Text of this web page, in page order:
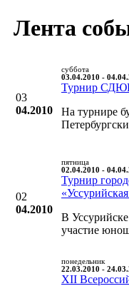
Лента
03
04.2010
суббота
03.04.2010 -
Турнир
На турнире
02
04.2010
пятница
02.04.2010 -
Турнир
В
участие
понедельник
22.03.2010 -
XII